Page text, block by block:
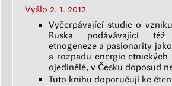
Vyšlo 2. 1. 2012
Vyčerpávající studie o
Ruska podávávající
etnogeneze a pasionarity
a rozpadu energie etnických
ojedinělé, v Česku doposud
Tuto knihu doporučují ke